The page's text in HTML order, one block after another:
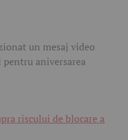
un mesaj video
aniversarea
riscului de blocare a